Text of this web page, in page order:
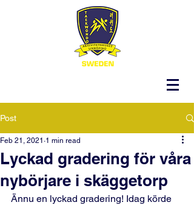
Post
Lyckad gradering för våra
nybörjare i skäggetorp
Feb 21, 2021 1 min read
Ännu en lyckad gradering! Idag körde